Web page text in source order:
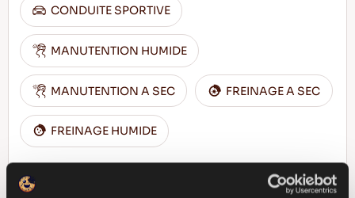
CONDUITE SPORTIVE
MANUTENTION HUMIDE
MANUTENTION A SEC FREINAGE A SEC
FREINAGE HUMIDE
EN SAVOIR PLUS